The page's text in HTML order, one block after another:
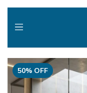
50% OFF